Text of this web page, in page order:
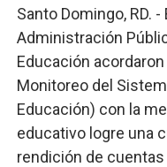
PRM escogerá este
Candidato a
Santo Domingo, RD.
Administración
Educación
Monitoreo del
Educación) con la
educativo logre una
rendición de